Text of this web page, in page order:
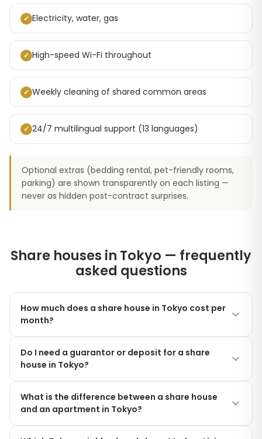
✓ Electricity, water, gas
✓ High-speed Wi-Fi throughout
✓ Weekly cleaning of shared common areas
✓ 24/7 multilingual support (13 languages)
Optional extras (bedding rental, pet-friendly rooms,
parking) are shown transparently on each listing —
never as hidden post-contract surprises.
Share houses in Tokyo — frequently
asked questions
How much does a share house in Tokyo cost per
month?
¥40,000/month for a furnished private room —
including utilities, Wi-Fi, and shared kitchen/bathroom
Asakusa and Ikebukuro; central wards like Shibuya,
Meguro and Minato range from ¥60,000 to
and no agency fee.
Do I need a guarantor or deposit for a share
house in Tokyo?
Tokyo share houses do not require a Japanese
guarantor, security deposit, key money, or agency
What is the difference between a share house
and an apartment in Tokyo?